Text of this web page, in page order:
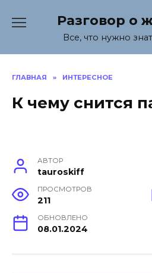
содержанию
Разговор о
Все, что нужно
ГЛАВНАЯ » ИНТЕРЕСНОЕ
К чему снится
АВТОР
tauroskiff
ПРОСМОТРОВ
211
ОБНОВЛЕНО
08.01.2024